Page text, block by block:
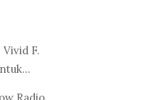
Vivid F.